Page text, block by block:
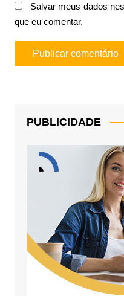
Salvar meus dados
que eu comentar.
PUBLICIDADE